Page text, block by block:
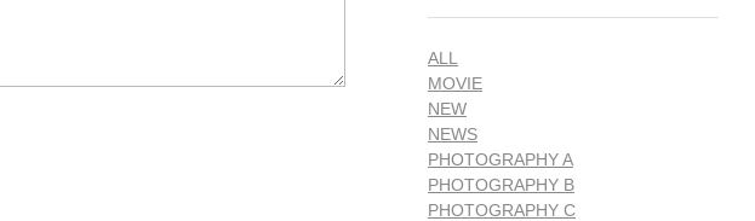
ALL
MOVIE
NEW
NEWS
PHOTOGRAPHY A
PHOTOGRAPHY B
PHOTOGRAPHY C